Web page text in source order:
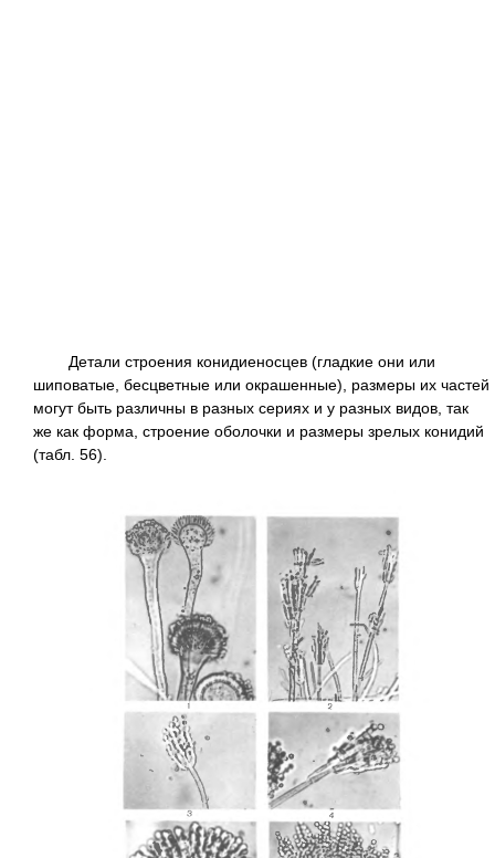
Детали строения конидиеносцев (гладкие они или
шиповатые, бесцветные или окрашенные), размеры их частей
могут быть различны в разных сериях и у разных видов, так
же как форма, строение оболочки и размеры зрелых конидий
(табл. 56).